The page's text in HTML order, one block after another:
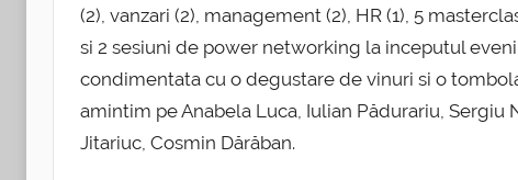
(2), vanzari (2), management (2), HR (1), 5
si 2 sesiuni de power networking la inceputul
condimentata cu o degustare de vinuri si o
amintim pe Anabela Luca, Iulian Pădurariu,
Jitariuc, Cosmin Dărăban.